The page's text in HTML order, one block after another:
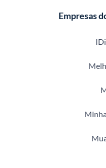
Empresas